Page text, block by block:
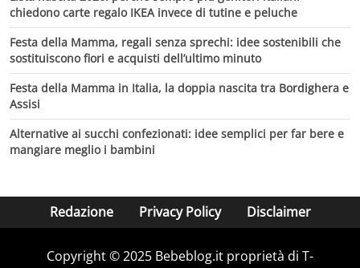
chiedono carte regalo IKEA invece di tutine e peluche
Festa della Mamma, regali senza sprechi: idee sostenibili che
sostituiscono fiori e acquisti dell’ultimo minuto
Festa della Mamma in Italia, la doppia nascita tra Bordighera e
Assisi
Alternative ai succhi confezionati: idee semplici per far bere e
mangiare meglio i bambini
Redazione Privacy Policy Disclaimer
Copyright © 2025 Bebeblog.it proprietà di T-